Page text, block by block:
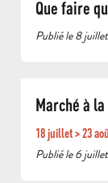
Que faire
Publié le 8
Marché à la
18 juillet > 23
Publié le 6